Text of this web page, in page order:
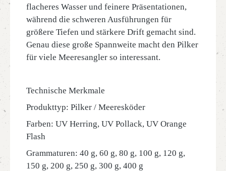
flacheres Wasser und feinere Präsentationen,
während die schweren Ausführungen für
größere Tiefen und stärkere Drift gemacht sind.
Genau diese große Spannweite macht den Pilker
für viele Meeresangler so interessant.
Technische Merkmale
Produkttyp: Pilker / Meeresköder
Farben: UV Herring, UV Pollack, UV Orange
Flash
Grammaturen: 40 g, 60 g, 80 g, 100 g, 120 g,
150 g, 200 g, 250 g, 300 g, 400 g